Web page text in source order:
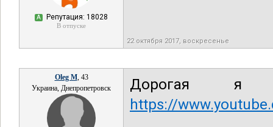
А Репутация: 18028
В отпуске
22 октября 2017, воскресенье
Oleg M, 43
Украина, Днепропетровск
Дорогая я
https://